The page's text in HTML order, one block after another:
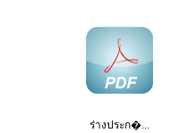
ร่างประก�...